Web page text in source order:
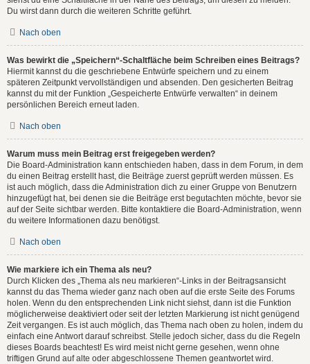
Du wirst dann durch die weiteren Schritte geführt.
Nach oben
Was bewirkt die „Speichern“-Schaltfläche beim Schreiben eines Beitrags?
Hiermit kannst du die geschriebene Entwürfe speichern und zu einem
späteren Zeitpunkt vervollständigen und absenden. Den gesicherten Beitrag
kannst du mit der Funktion „Gespeicherte Entwürfe verwalten“ in deinem
persönlichen Bereich erneut laden.
Nach oben
Warum muss mein Beitrag erst freigegeben werden?
Die Board-Administration kann entschieden haben, dass in dem Forum, in dem
du einen Beitrag erstellt hast, die Beiträge zuerst geprüft werden müssen. Es
ist auch möglich, dass die Administration dich zu einer Gruppe von Benutzern
hinzugefügt hat, bei denen sie die Beiträge erst begutachten möchte, bevor sie
auf der Seite sichtbar werden. Bitte kontaktiere die Board-Administration, wenn
du weitere Informationen dazu benötigst.
Nach oben
Wie markiere ich ein Thema als neu?
Durch Klicken des „Thema als neu markieren“-Links in der Beitragsansicht
kannst du das Thema wieder ganz nach oben auf die erste Seite des Forums
holen. Wenn du den entsprechenden Link nicht siehst, dann ist die Funktion
möglicherweise deaktiviert oder seit der letzten Markierung ist nicht genügend
Zeit vergangen. Es ist auch möglich, das Thema nach oben zu holen, indem du
einfach eine Antwort darauf schreibst. Stelle jedoch sicher, dass du die Regeln
dieses Boards beachtest! Es wird meist nicht gerne gesehen, wenn ohne
triftigen Grund auf alte oder abgeschlossene Themen geantwortet wird.